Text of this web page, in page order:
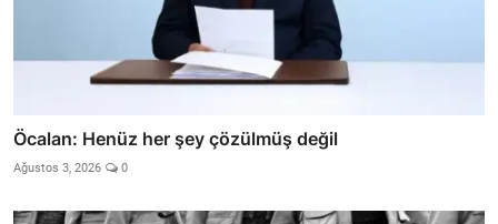
Öcalan: Henüz her şey çözülmüş değil
Ağustos 3, 2026 0